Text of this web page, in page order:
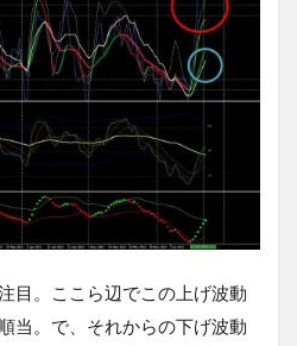
目。ここら辺でこの上げ波動
当。で、それからの下げ波動